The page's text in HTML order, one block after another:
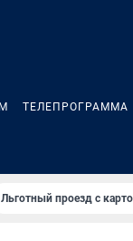
ТЕЛЕПРОГРАММА
Льготный проезд с